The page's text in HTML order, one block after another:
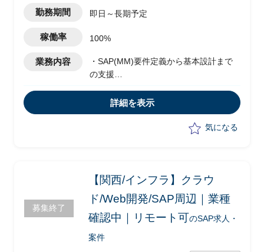
勤務期間 即日～長期予定
稼働率 100%
業務内容
・SAP(MM)要件定義から基本設計まで
の支援
詳細を表示
気になる
募集終了
【関西/インフラ】クラウ
ド/Web開発/SAP周辺｜業種
確認中｜リモート可のSAP求人・
案件